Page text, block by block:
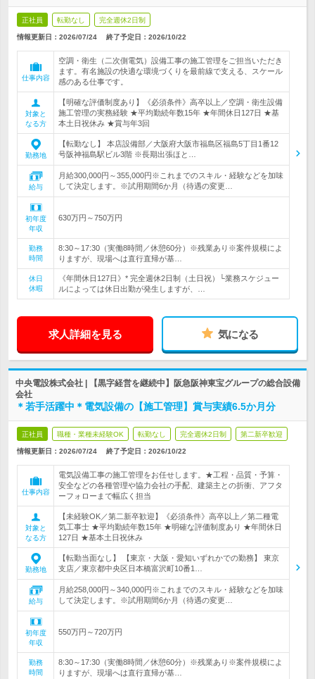
正社員 転勤なし 完全週休2日制
情報更新日：2026/07/24 終了予定日： 2026/10/22
仕事内容
空調・衛生（二次側電気）設備工事の施工管理をご担当いただき
ます。有名施設の快適な環境づくりを最前線で支える、スケール
感のある仕事です。
対象と
なる方
【明確な評価制度あり】《必須条件》高卒以上／空調・衛生設備
施工管理の実務経験 ★平均勤続年数15年 ★年間休日127日 ★基
本土日祝休み ★賞与年3回
勤務地
【転勤なし】 本店設備部／大阪府大阪市福島区福島5丁目1番12
号阪神福島駅ビル3階 ※長期出張ほと…
給与
月給300,000円～355,000円※これまでのスキル・経験などを加味
して決定します。※試用期間6か月（待遇の変更…
初年度
年収
630万円～750万円
勤務
時間
8:30～17:30（実働8時間／休憩60分）※残業あり※案件規模によ
りますが、現場へは直行直帰が基…
休日
休暇
《年間休日127日》* 完全週休2日制（土日祝）└業務スケジュー
ルによっては休日出勤が発生しますが、…
求人詳細を見る 気になる
中央電設株式会社 | 【黒字経営を継続中】阪急阪神東宝グループの総合設備
会社
＊若手活躍中＊電気設備の【施工管理】賞与実績6.5か月分
正社員 職種・業種未経験OK 転勤なし 完全週休2日制 第二新卒歓迎
情報更新日：2026/07/24 終了予定日： 2026/10/22
仕事内容
電気設備工事の施工管理をお任せします。★工程・品質・予算・
安全などの各種管理や協力会社の手配、建築主との折衝、アフタ
ーフォローまで幅広く担当
対象と
なる方
【未経験OK／第二新卒歓迎】《必須条件》高卒以上／第二種電
気工事士 ★平均勤続年数15年 ★明確な評価制度あり ★年間休日
127日 ★基本土日祝休み
勤務地
【転勤当面なし】 【東京・大阪・愛知いずれかでの勤務】 東京
支店／東京都中央区日本橋富沢町10番1…
給与
月給258,000円～340,000円※これまでのスキル・経験などを加味
して決定します。※試用期間6か月（待遇の変更…
初年度
年収
550万円～720万円
勤務
時間
8:30～17:30（実働8時間／休憩60分）※残業あり※案件規模によ
りますが、現場へは直行直帰が基…